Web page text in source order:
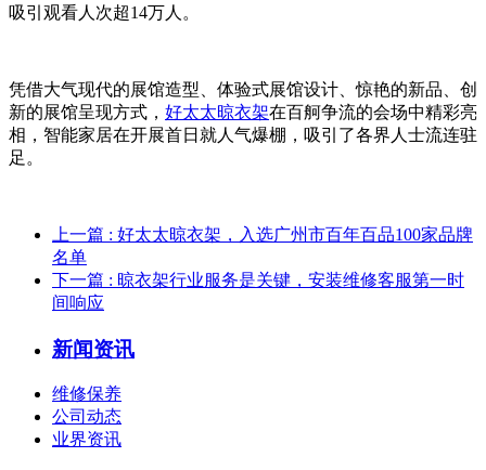
吸引观看人次超14万人。
凭借大气现代的展馆造型、体验式展馆设计、惊艳的新品、创
新的展馆呈现方式， 好太太晾衣架在百舸争流的会场中精彩亮
相，智能家居在开展首日就人气爆棚，吸引了各界人士流连驻
足。
上一篇 : 好太太晾衣架，入选广州市百年百品100家品牌
名单
下一篇 : 晾衣架行业服务是关键，安装维修客服第一时
间响应
新闻资讯
维修保养
公司动态
业界资讯